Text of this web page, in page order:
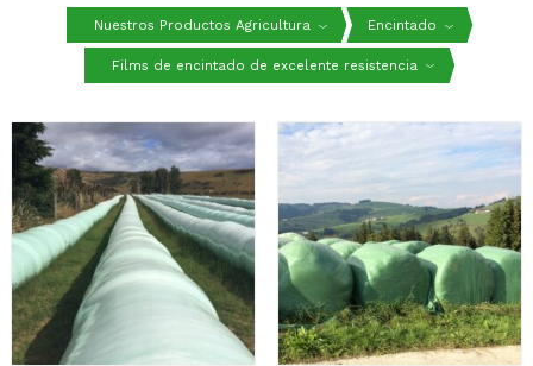
Nuestros Productos Agricultura Encintado
Films de encintado de excelente resistencia